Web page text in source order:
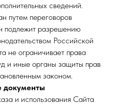
сведений.
путем переговоров
подлежит разрешению
Российской
ограничивает права
и иные органы защиты прав
законом.
документы
и использования Сайта